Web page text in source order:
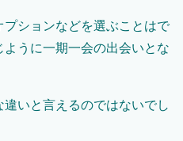
ションなどを選ぶことはで
うに一期一会の出会いとな
いと言えるのではないでし